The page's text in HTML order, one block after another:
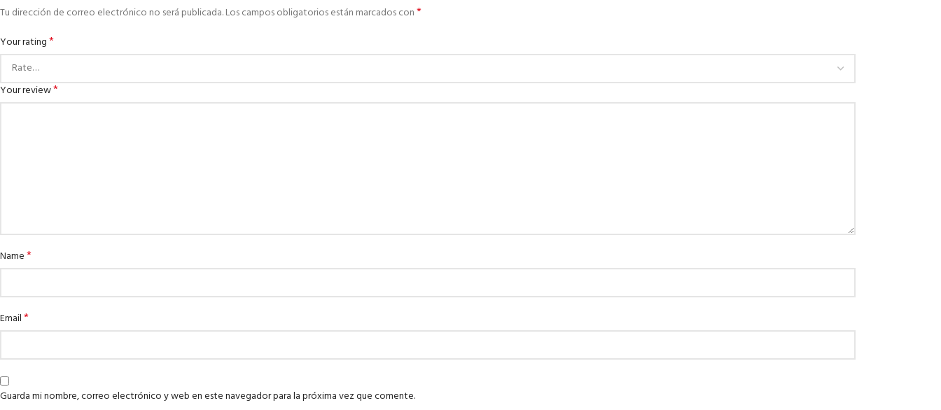
Tu dirección de correo electrónico no será publicada.Los campos obligatorios están marcados con*
Your rating*
Your review*
Name*
Email*
Guarda mi nombre, correo electrónico y web en este navegador para la próxima vez que comente.